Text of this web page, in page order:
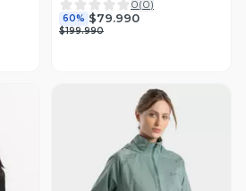
0(0)
60% $79.990
$199.990